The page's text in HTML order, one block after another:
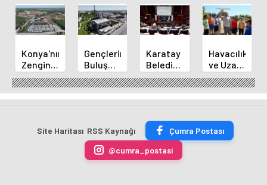
Konya'nın
Zengin
Mutfağı
GastroFest'te
Tanıtılacak
Gençlerin
Buluşma
Noktası
Talha
Bayrakçı
Yükseliyor
Karatay
Belediye
Başkanı
Kılca
Yeni
Açıkladı
Havacılık
ve Uzay
Yaz
Kursu
Başladı
Site Haritası RSS Kaynağı
Çumra Postası
@cumra_postasi